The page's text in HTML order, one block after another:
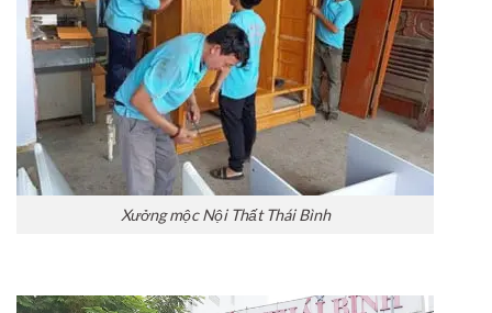
Xưởng mộc Nội Thất Thái Bình